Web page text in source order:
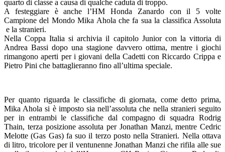
quarto di classe a causa di qualche caduta di troppo.
A festeggiare è anche l’HM Honda Zanardo con il 5 volte
Campione del Mondo Mika Ahola che fa sua la classifica Assoluta
e la stranieri.
Nella Coppa Italia si archivia il capitolo Junior con la vittoria di
Andrea Bassi dopo una stagione davvero ottima, mentre i giochi
rimangono aperti per i giovani della Cadetti con Riccardo Crippa e
Pietro Pini che battaglieranno fino all’ultima speciale.
Per quanto riguarda le classifiche di giornata, come detto prima,
Mika Ahola si è imposto sia nell’assoluta che nella stranieri seguito
per in entrambi le classifiche dal compagno di squadra Rodrig
Thain, terza posizione assoluta per Jonathan Manzi, mentre Cedric
Melotte (Gas Gas) fa suo il terzo posto nella Stranieri. Nella ottava
di litro, tricolore per il ventunenne Jonathan Manzi che rifila alle sue